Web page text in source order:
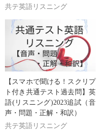
共テ英語リスニング
【スマホで聞ける！スクリプ
ト付き共通テスト過去問】英
語(リスニング)2023追試（音
声・問題・正解・和訳）
共テ英語リスニング